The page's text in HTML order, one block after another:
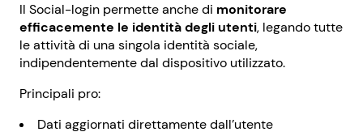
Il Social-login permette anche di monitorare
efficacemente le identità degli utenti, legando tutte
le attività di una singola identità sociale,
indipendentemente dal dispositivo utilizzato.
Principali pro:
Dati aggiornati direttamente dall’utente